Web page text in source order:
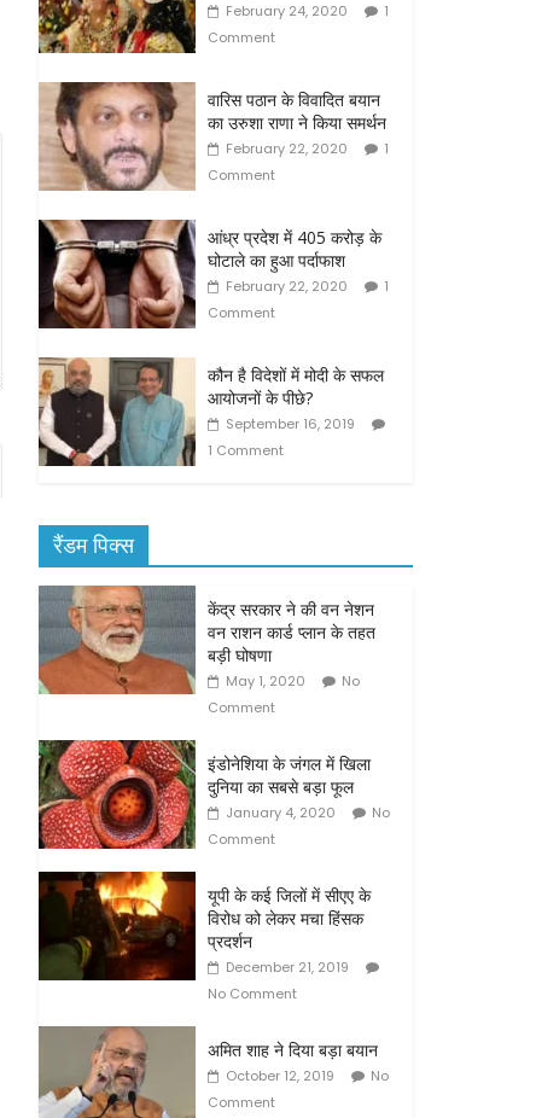
February 24, 2020
1
Comment
वारिस पठान के विवादित बयान
का उरुशा राणा ने किया समर्थन
February 22, 2020
1
Comment
आंध्र प्रदेश में 405 करोड़ के
घोटाले का हुआ पर्दाफाश
February 22, 2020
1
Comment
कौन है विदेशों में मोदी के सफल
आयोजनों के पीछे?
September 16, 2019
1 Comment
रैंडम पिक्स
केंद्र सरकार ने की वन नेशन
वन राशन कार्ड प्लान के तहत
बड़ी घोषणा
May 1, 2020
No
Comment
इंडोनेशिया के जंगल में खिला
दुनिया का सबसे बड़ा फूल
January 4, 2020
No
Comment
यूपी के कई जिलों में सीएए के
विरोध को लेकर मचा हिंसक
प्रदर्शन
December 21, 2019
No Comment
अमित शाह ने दिया बड़ा बयान
October 12, 2019
No
Comment